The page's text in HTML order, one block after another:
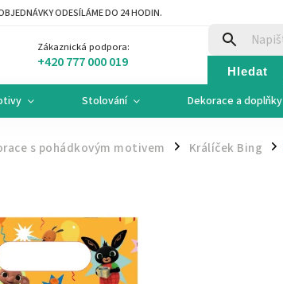
ODESÍLÁME DO 24 HODIN.
Zákaznická podpora:
+420 777 000 019 Hledat
Stolování Dekorace a doplňky
s pohádkovým motivem / Králíček Bing /